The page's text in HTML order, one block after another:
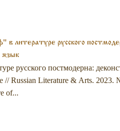
русского
язык
русского постмодерна:
// Russian Literature & Arts.
of...